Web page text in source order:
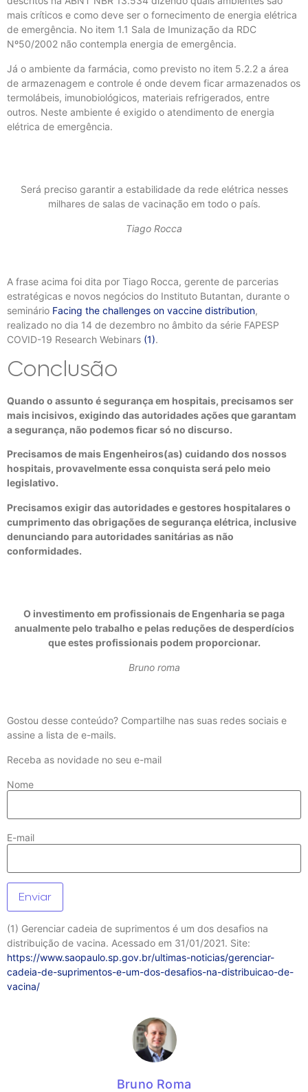
mais críticos e como deve ser o fornecimento de energia elétrica
de emergência. No item 1.1 Sala de Imunização da RDC
Nº50/2002 não contempla energia de emergência.
Já o ambiente da farmácia, como previsto no item 5.2.2 a área
de armazenagem e controle é onde devem ficar armazenados os
termolábeis, imunobiológicos, materiais refrigerados, entre
outros. Neste ambiente é exigido o atendimento de energia
elétrica de emergência.
Será preciso garantir a estabilidade da rede elétrica nesses
milhares de salas de vacinação em todo o país.
Tiago Rocca
A frase acima foi dita por Tiago Rocca, gerente de parcerias
estratégicas e novos negócios do Instituto Butantan, durante o
seminário Facing the challenges on vaccine distribution,
realizado no dia 14 de dezembro no âmbito da série FAPESP
COVID-19 Research Webinars (1).
Conclusão
Quando o assunto é segurança em hospitais, precisamos ser
mais incisivos, exigindo das autoridades ações que garantam
a segurança, não podemos ficar só no discurso.
Precisamos de mais Engenheiros(as) cuidando dos nossos
hospitais, provavelmente essa conquista será pelo meio
legislativo.
Precisamos exigir das autoridades e gestores hospitalares o
cumprimento das obrigações de segurança elétrica, inclusive
denunciando para autoridades sanitárias as não
conformidades.
O investimento em profissionais de Engenharia se paga
anualmente pelo trabalho e pelas reduções de desperdícios
que estes profissionais podem proporcionar.
Bruno roma
Gostou desse conteúdo? Compartilhe nas suas redes sociais e
assine a lista de e-mails.
Receba as novidade no seu e-mail
Nome
E-mail
(1) Gerenciar cadeia de suprimentos é um dos desafios na
distribuição de vacina. Acessado em 31/01/2021. Site:
https://www.saopaulo.sp.gov.br/ultimas-noticias/gerenciar-
cadeia-de-suprimentos-e-um-dos-desafios-na-distribuicao-de-
vacina/
Bruno Roma